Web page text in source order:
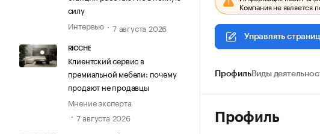
силу
Интервью
7 августа 2026
RICCHE
Клиентский сервис в
премиальной мебели: почему
продают не продавцы
Мнение эксперта
7 августа 2026
Компания не является
Управлять
ПрофильВиды
Профиль